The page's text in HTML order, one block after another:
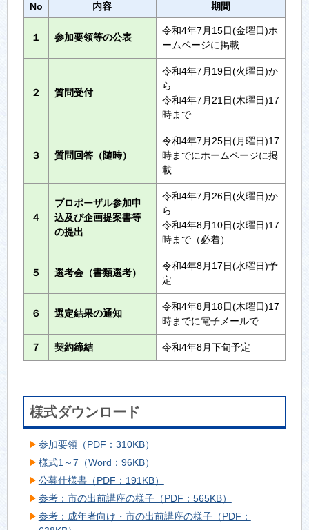
No
内容 期間
１ 参加要領等の公表
令和4年7月15日(金曜日)ホ
ームページに掲載
２ 質問受付
令和4年7月19日(火曜日)か
ら
令和4年7月21日(木曜日)17
時まで
３ 質問回答（随時）
令和4年7月25日(月曜日)17
時までにホームページに掲
載
４
プロポーザル参加申
込及び企画提案書等
の提出
令和4年7月26日(火曜日)か
ら
令和4年8月10日(水曜日)17
時まで（必着）
５ 選考会（書類選考）
令和4年8月17日(水曜日)予
定
６ 選定結果の通知
令和4年8月18日(木曜日)17
時までに電子メールで
７ 契約締結 令和4年8月下旬予定
様式ダウンロード
参加要領（PDF：310KB）
様式1～7（Word：96KB）
公募仕様書（PDF：191KB）
参考：市の出前講座の様子（PDF：565KB）
参考：成年者向け・市の出前講座の様子（PDF：